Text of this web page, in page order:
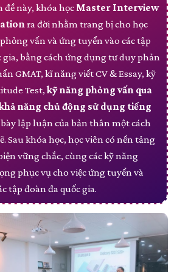
đề này, khóa học Master Interview
ra đời nhằm trang bị cho học
vấn và ứng tuyển vào các tập
gia, bằng cách ứng dụng tư duy phản
GMAT, kĩ năng viết CV & Essay, kỹ
Test,kỹ năng phỏng vấn qua
năng chủ động sử dụng tiếng
lập luận của bản thân một cách
Sau khóa học, học viên có nền tảng
vững chắc, cùng các kỹ năng
phục vụ cho việc ứng tuyển và
tập đoàn đa quốc gia.